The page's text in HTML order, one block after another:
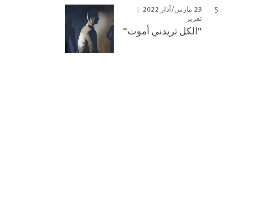
23 مارس/آذار 2022
تقرير
"الكل تريدني أموت"